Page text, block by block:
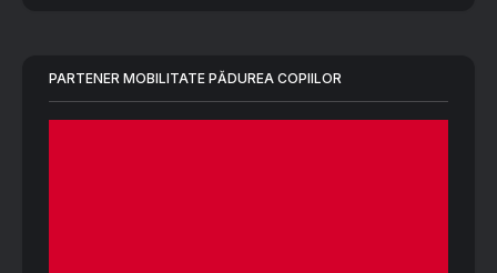
PARTENER MOBILITATE PĂDUREA COPIILOR